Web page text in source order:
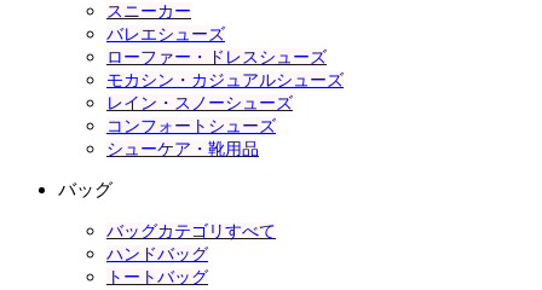
スニーカー
バレエシューズ
ローファー・ドレスシューズ
モカシン・カジュアルシューズ
レイン・スノーシューズ
コンフォートシューズ
シューケア・靴用品
バッグ
バッグカテゴリすべて
ハンドバッグ
トートバッグ